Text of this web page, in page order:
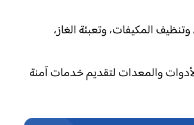
المكيفات، وتعبئة الغاز،
والمعدات لتقديم خدمات آمنة